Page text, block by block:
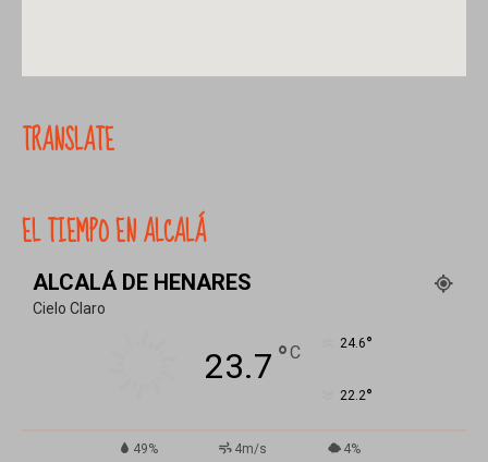
TRANSLATE
EL TIEMPO EN ALCALÁ
ALCALÁ DE HENARES
Cielo Claro
23.7 °C 24.6°
22.2°
49% 4m/s 4%